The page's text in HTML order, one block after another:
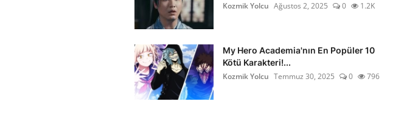
Kozmik Yolcu Ağustos 2, 2025 0 1.2K
My Hero Academia'nın En Popüler 10
Kötü Karakteri!...
Kozmik Yolcu Temmuz 30, 2025 0 796